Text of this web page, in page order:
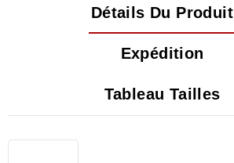
Détails Du Produit
Expédition
Tableau Tailles